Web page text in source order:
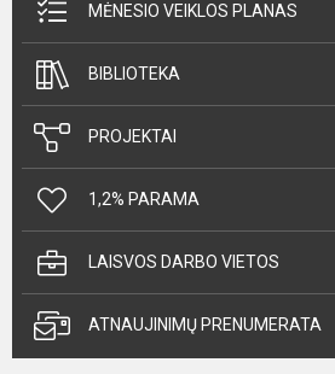
MĖNESIO VEIKLOS PLANAS
BIBLIOTEKA
PROJEKTAI
1,2% PARAMA
LAISVOS DARBO VIETOS
ATNAUJINIMŲ PRENUMERATA